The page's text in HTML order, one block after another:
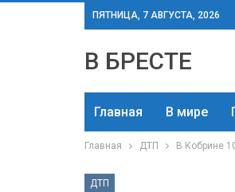
ПЯТНИЦА, 7 АВГУСТА, 2026
В БРЕСТЕ
Главная В мире
Главная ДТП В Кобрине
ДТП